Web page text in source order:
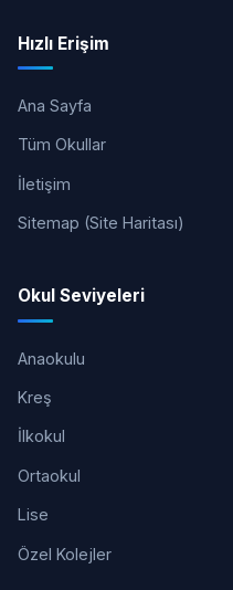
Hızlı Erişim
Ana Sayfa
Tüm Okullar
İletişim
Sitemap (Site Haritası)
Okul Seviyeleri
Anaokulu
Kreş
İlkokul
Ortaokul
Lise
Özel Kolejler